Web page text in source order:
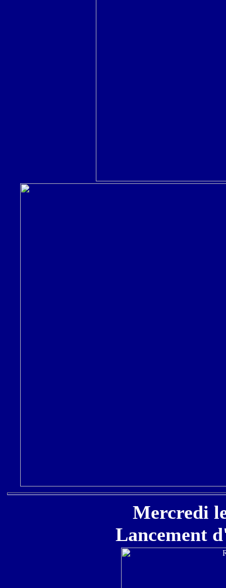
Mercredi
Lancement